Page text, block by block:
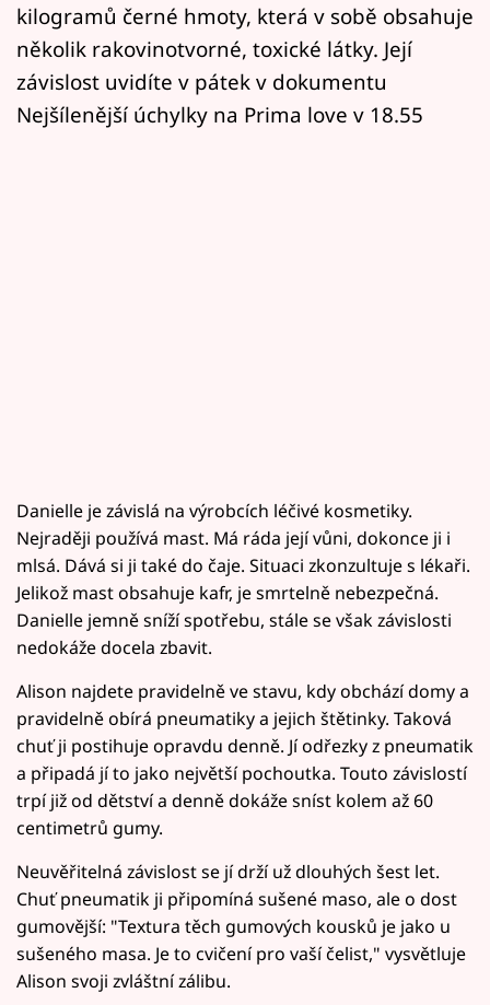
Přihlášení
Sledujte nás
kilogramů černé hmoty, která v sobě obsahuje
několik rakovinotvorné, toxické látky. Její
závislost uvidíte v pátek v dokumentu
Nejšílenější úchylky na Prima love v 18.55
Danielle je závislá na výrobcích léčivé kosmetiky.
Nejraději používá mast. Má ráda její vůni, dokonce ji i
mlsá. Dává si ji také do čaje. Situaci zkonzultuje s lékaři.
Jelikož mast obsahuje kafr, je smrtelně nebezpečná.
Danielle jemně sníží spotřebu, stále se však závislosti
nedokáže docela zbavit.
Alison najdete pravidelně ve stavu, kdy obchází domy a
pravidelně obírá pneumatiky a jejich štětinky. Taková
chuť ji postihuje opravdu denně. Jí odřezky z pneumatik
a připadá jí to jako největší pochoutka. Touto závislostí
trpí již od dětství a denně dokáže sníst kolem až 60
centimetrů gumy.
Neuvěřitelná závislost se jí drží už dlouhých šest let.
Chuť pneumatik ji připomíná sušené maso, ale o dost
gumovější: "Textura těch gumových kousků je jako u
sušeného masa. Je to cvičení pro vaší čelist," vysvětluje
Alison svoji zvláštní zálibu.